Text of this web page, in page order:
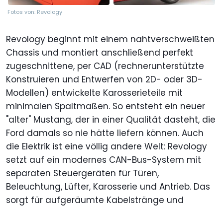
Fotos von: Revology
Revology beginnt mit einem nahtverschweißten
Chassis und montiert anschließend perfekt
zugeschnittene, per CAD (rechnerunterstützte
Konstruieren und Entwerfen von 2D- oder 3D-
Modellen) entwickelte Karosserieteile mit
minimalen Spaltmaßen. So entsteht ein neuer
"alter" Mustang, der in einer Qualität dasteht, die
Ford damals so nie hätte liefern können. Auch
die Elektrik ist eine völlig andere Welt: Revology
setzt auf ein modernes CAN-Bus-System mit
separaten Steuergeräten für Türen,
Beleuchtung, Lüfter, Karosserie und Antrieb. Das
sorgt für aufgeräumte Kabelstränge und